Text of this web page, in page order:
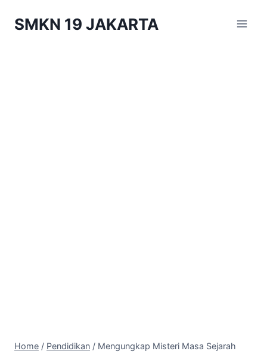
SMKN 19 JAKARTA
Home / Pendidikan / Mengungkap Misteri Masa Sejarah